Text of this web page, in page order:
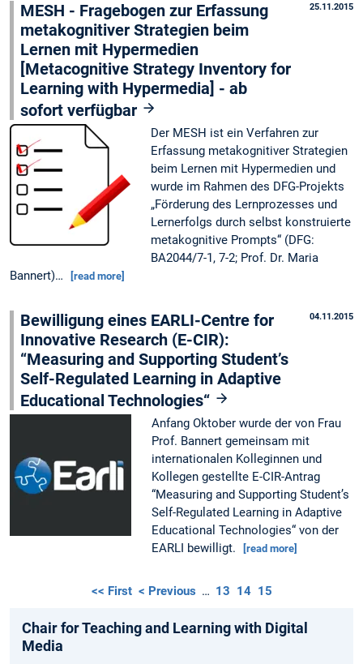
25.11.2015
MESH - Fragebogen zur Erfassung
metakognitiver Strategien beim
Lernen mit Hypermedien
[Metacognitive Strategy Inventory for
Learning with Hypermedia] - ab
sofort verfügbar
Der MESH ist ein Verfahren zur
Erfassung metakognitiver Strategien
beim Lernen mit Hypermedien und
wurde im Rahmen des DFG-Projekts
„Förderung des Lernprozesses und
Lernerfolgs durch selbst konstruierte
metakognitive Prompts“ (DFG:
BA2044/7-1, 7-2; Prof. Dr. Maria
Bannert)…
[read more]
04.11.2015
Bewilligung eines EARLI-Centre for
Innovative Research (E-CIR):
“Measuring and Supporting Student’s
Self-Regulated Learning in Adaptive
Educational Technologies“
Anfang Oktober wurde der von Frau
Prof. Bannert gemeinsam mit
internationalen Kolleginnen und
Kollegen gestellte E-CIR-Antrag
“Measuring and Supporting Student’s
Self-Regulated Learning in Adaptive
Educational Technologies“ von der
EARLI bewilligt.
[read more]
<< First < Previous … 13 14 15
Chair for Teaching and Learning with Digital
Media